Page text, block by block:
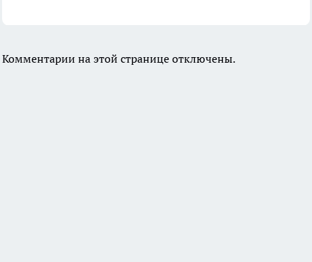
Комментарии на этой странице отключены.